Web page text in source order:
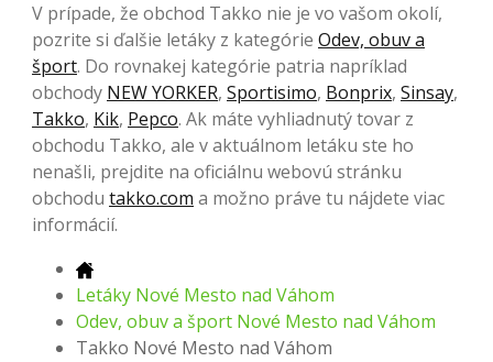
V prípade, že obchod Takko nie je vo vašom okolí,
pozrite si ďalšie letáky z kategórie Odev, obuv a
šport. Do rovnakej kategórie patria napríklad
obchody NEW YORKER, Sportisimo, Bonprix, Sinsay,
Takko, Kik, Pepco. Ak máte vyhliadnutý tovar z
obchodu Takko, ale v aktuálnom letáku ste ho
nenašli, prejdite na oficiálnu webovú stránku
obchodu takko.com a možno práve tu nájdete viac
informácií.
Letáky Nové Mesto nad Váhom
Odev, obuv a šport Nové Mesto nad Váhom
Takko Nové Mesto nad Váhom